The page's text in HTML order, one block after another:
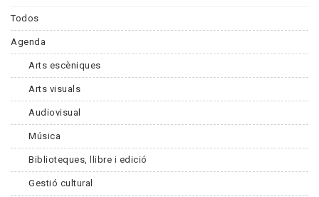
Todos
Agenda
Arts escèniques
Arts visuals
Audiovisual
Música
Biblioteques, llibre i edició
Gestió cultural